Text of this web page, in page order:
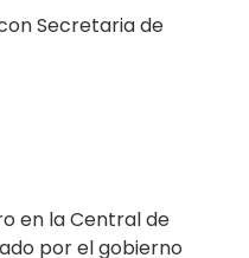
Secretaria de
en la Central de
por el gobierno